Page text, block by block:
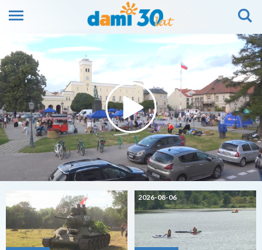
2026-08-06